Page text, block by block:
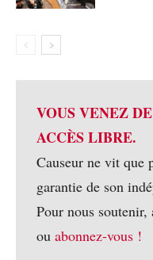
VOUS VENEZ
ACCÈS LIBRE.
Causeur ne vit que
garantie de son
Pour nous soutenir,
ou abonnez-vous !